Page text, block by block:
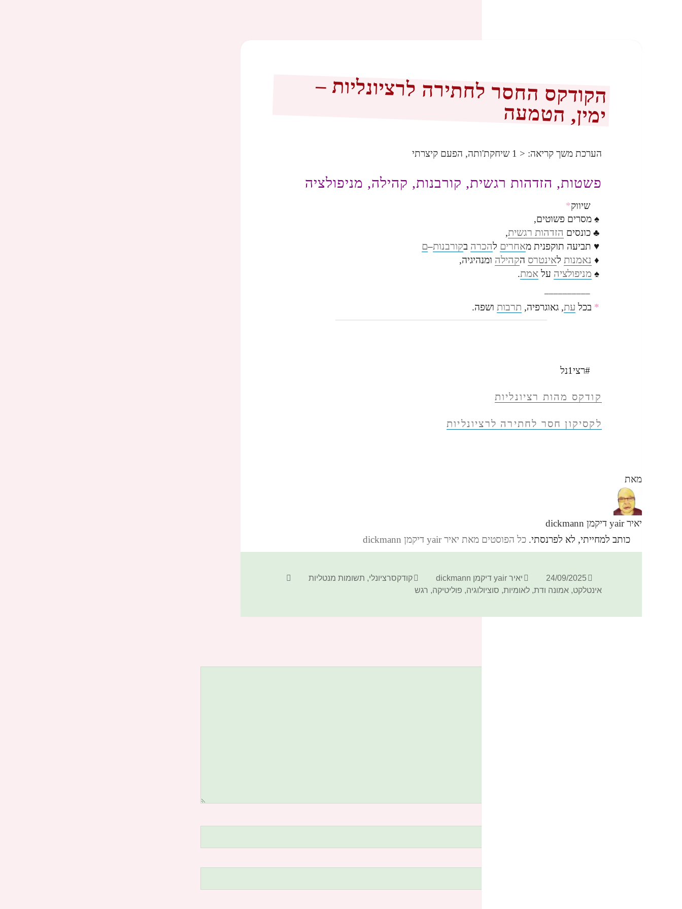
הקודקס החסר לחתירה לרציונליות –
ימין, הטמעה
הערכת משך קריאה: < 1 שיחקת'ותה, הפעם קיצרתי
פשטות, הזדהות רגשית, קורבנות, קהילה, מניפולציה
שיווק*
♠ מסרים פשוטים,
♣ כונסים הזדהות רגשית,
♥ תביעה תוקפנית מאחרים להכרה בקורבנות–ם
♦ נאמנותלאינטרס הקהילה ומנהיגיה,
♠ מניפולציה על אמת.
––––––––––
* בכל עת, גאוגרפיה, תרבות ושפה.
#רצי1נל
קודקס מהות רציונליות
לקסיקון חסר לחתירה לרציונליות
מאת
יאיר yair דיקמן dickmann
כותב למחייתי, לא לפרנסתי. כל הפוסטים מאת יאיר yair דיקמן dickmann‏
פורסם
בתאריך
24/09/2025 מחבר
יאיר yair דיקמן dickmann קטגוריות
קודקסרציונלי, תשומות מנטליות
אינטלקט,אמונה ודת,לאומיות, סוציולוגיה, פוליטיקה, רגש